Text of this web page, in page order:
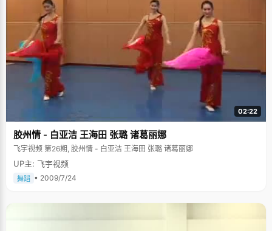
02:22
胶州情 - 白亚洁 王海田 张璐 诸葛丽娜
飞宇视频 第26期, 胶州情 - 白亚洁 王海田 张璐 诸葛丽娜
UP主: 飞宇视频
舞蹈 • 2009/7/24